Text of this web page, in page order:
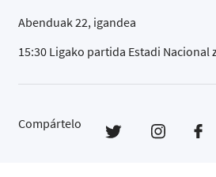
Abenduak 22, igandea
15:30 Ligako partida Estadi
Compártelo